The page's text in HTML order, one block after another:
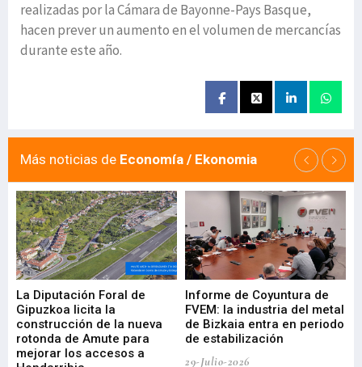
realizadas por la Cámara de Bayonne-Pays Basque,
hacen prever un aumento en el volumen de mercancías
durante este año.
Más noticias de Economía / Ekonomia
La Diputación Foral de
Gipuzkoa licita la
construcción de la nueva
rotonda de Amute para
mejorar los accesos a
Informe de Coyuntura de
FVEM: la industria del metal
de Bizkaia entra en periodo
de estabilización
29-Julio-2026